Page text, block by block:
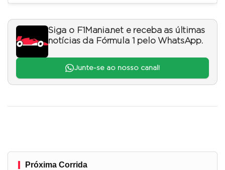
Siga o F1Mania.net e receba as últimas
notícias da Fórmula 1 pelo WhatsApp.
Junte-se ao nosso canal!
Próxima Corrida